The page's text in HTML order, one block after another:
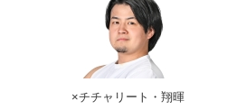
×チチャリート・翔暉